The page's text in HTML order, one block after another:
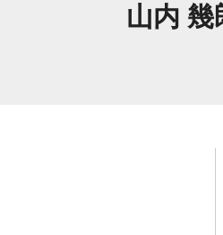
山内 幾